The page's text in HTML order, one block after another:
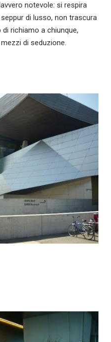
notevole: si respira
di lusso, non trascura
richiamo a chiunque,
di seduzione.